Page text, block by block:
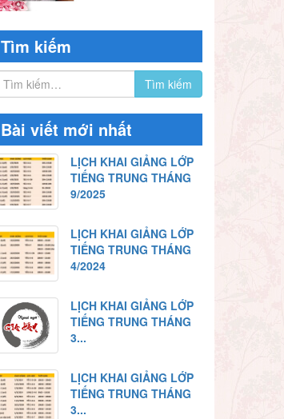
Tìm kiếm
Bài viết mới nhất
LỊCH KHAI GIẢNG LỚP
TIẾNG TRUNG THÁNG
9/2025
LỊCH KHAI GIẢNG LỚP
TIẾNG TRUNG THÁNG
4/2024
LỊCH KHAI GIẢNG LỚP
TIẾNG TRUNG THÁNG
3...
LỊCH KHAI GIẢNG LỚP
TIẾNG TRUNG THÁNG
3...